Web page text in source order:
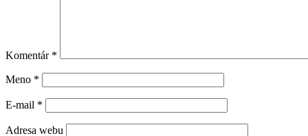
Komentár *
Meno *
E-mail *
Adresa webu